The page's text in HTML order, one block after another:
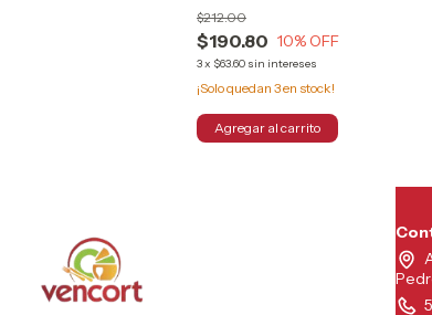
$190.80
$212.00
10% OFF
3x $63.60 sin intereses
¡Solo quedan 3en stock!